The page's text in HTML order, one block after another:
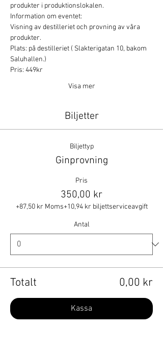
produkter i produktionslokalen.
Information om eventet:
Visning av destilleriet och provning av våra
produkter.
Plats: på destilleriet ( Slakterigatan 10, bakom
Saluhallen.)
Pris: 449kr
Visa mer
Biljetter
Biljettyp
Ginprovning
Pris
350,00 kr
+87,50 kr Moms+10,94 kr biljettserviceavgift
Antal
Totalt 0,00 kr
Kassa